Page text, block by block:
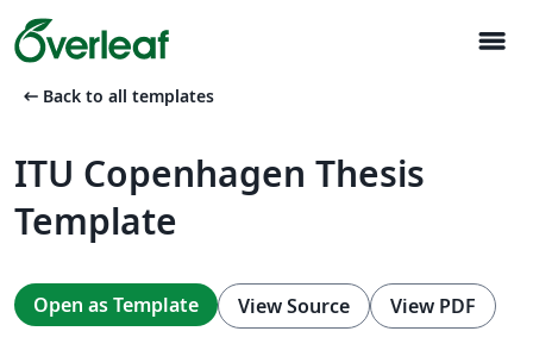
menu
arrow_left_alt Back to all templates
ITU Copenhagen Thesis
Template
Open as Template View Source View PDF